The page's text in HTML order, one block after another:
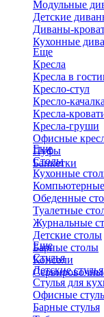
Модульные
Детские
Диваны-
Кухонные
Еще
Кресла
Кресла в
Кресло-стул
Кресло-качалка
Кресла-
Кресла-груши
Офисные
Пуфы
Банкетки
Еще
Столы
Кухонные
Обеденные
Туалетные
Журнальные
​Детские столы
Барные столы
Консоли
Еще
Стулья
Детские стулья
Стулья для
Офисные
Барные стулья